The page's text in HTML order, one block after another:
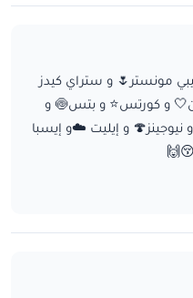
بيبي مونستر🌷 و ستراي كيدز
و كورتس⭐ و بتس🍥 و
و إيليت ☁️و إيسبا